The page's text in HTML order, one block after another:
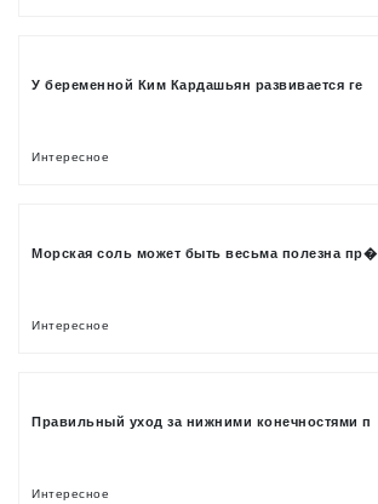
У беременной Ким Кардашьян развивается ге
Интересное
Морская соль может быть весьма полезна пр�
Интересное
Правильный уход за нижними конечностями п
Интересное